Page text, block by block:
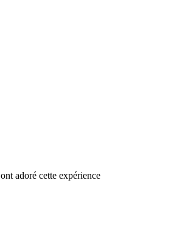
ont adoré cette expérience